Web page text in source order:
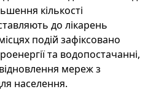
кількості
до лікарень
подій зафіксовано
та водопостачанні,
мереж з
населення.